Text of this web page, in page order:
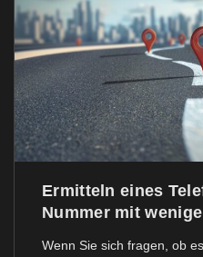
Ermitteln eines
Nummer mit
Wenn Sie sich fragen, ob